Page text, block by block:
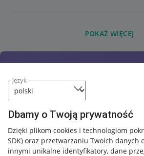
język
Dbamy o Twoją prywatność
Dzięki plikom cookies i technologiom
SDK) oraz przetwarzaniu Twoich danych
innymi unikalne identyfikatory, dane
POKAŻ WIĘCEJ